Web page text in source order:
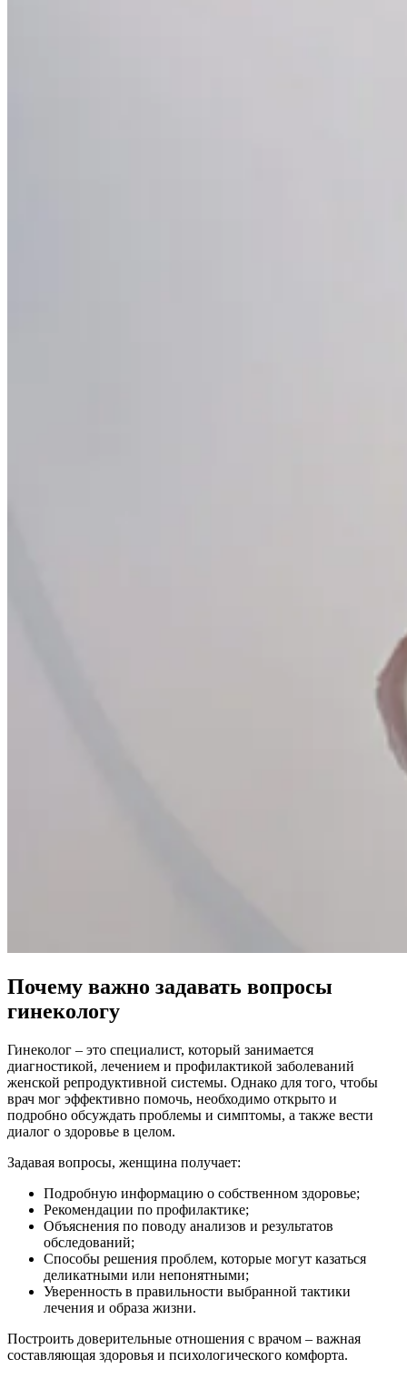
Почему важно задавать вопросы
гинекологу
Гинеколог – это специалист, который занимается
диагностикой, лечением и профилактикой заболеваний
женской репродуктивной системы. Однако для того, чтобы
врач мог эффективно помочь, необходимо открыто и
подробно обсуждать проблемы и симптомы, а также вести
диалог о здоровье в целом.
Задавая вопросы, женщина получает:
Подробную информацию о собственном здоровье;
Рекомендации по профилактике;
Объяснения по поводу анализов и результатов
обследований;
Способы решения проблем, которые могут казаться
деликатными или непонятными;
Уверенность в правильности выбранной тактики
лечения и образа жизни.
Построить доверительные отношения с врачом – важная
составляющая здоровья и психологического комфорта.